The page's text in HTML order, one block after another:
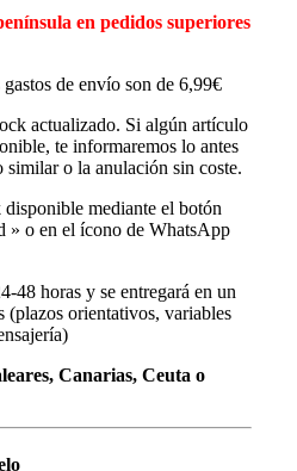
en pedidos superiores
de envío son de 6,99€
actualizado. Si algún artículo
te informaremos lo antes
similar o la anulación sin coste.
mediante el botón
» o en el ícono de WhatsApp
48 horas y se entregará en un
(plazos orientativos, variables
Canarias, Ceuta o